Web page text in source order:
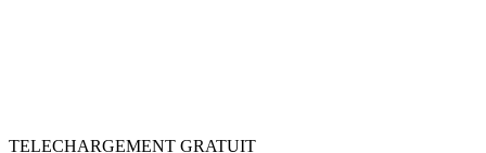
TELECHARGEMENT GRATUIT